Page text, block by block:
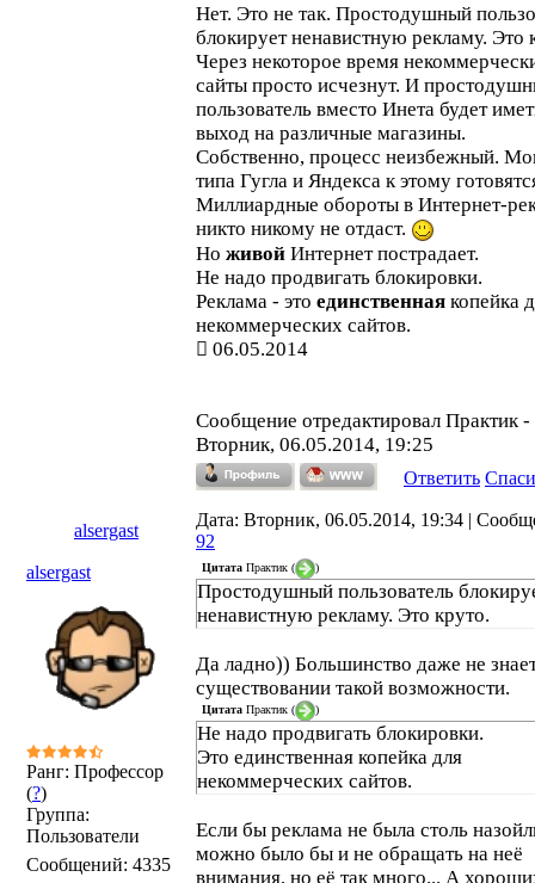
Нет. Это не так. Простодушный
блокирует ненавистную рекламу. Это
Через некоторое время
сайты просто исчезнут. И
пользователь вместо Инета будет
выход на различные магазины.
Собственно, процесс неизбежный.
типа Гугла и Яндекса к этому
Миллиардные обороты в Интернет-
никто никому не отдаст.
Но живой Интернет пострадает.
Не надо продвигать блокировки.
Реклама - это единственная копейка
некоммерческих сайтов.
06.05.2014
Сообщение отредактировал Практик -
Вторник, 06.05.2014, 19:25
Ответить
alsergast
Дата: Вторник, 06.05.2014, 19:34 |
92
alsergast
Ранг: Профессор
(?)
Группа:
Пользователи
Сообщений: 4335
Цитата Практик ( )
Простодушный пользователь
ненавистную рекламу. Это круто.
Да ладно)) Большинство даже не
существовании такой возможности.
Цитата Практик ( )
Не надо продвигать блокировки.
Это единственная копейка для
некоммерческих сайтов.
Если бы реклама не была столь
можно было бы и не обращать на неё
внимания, но её так много... А